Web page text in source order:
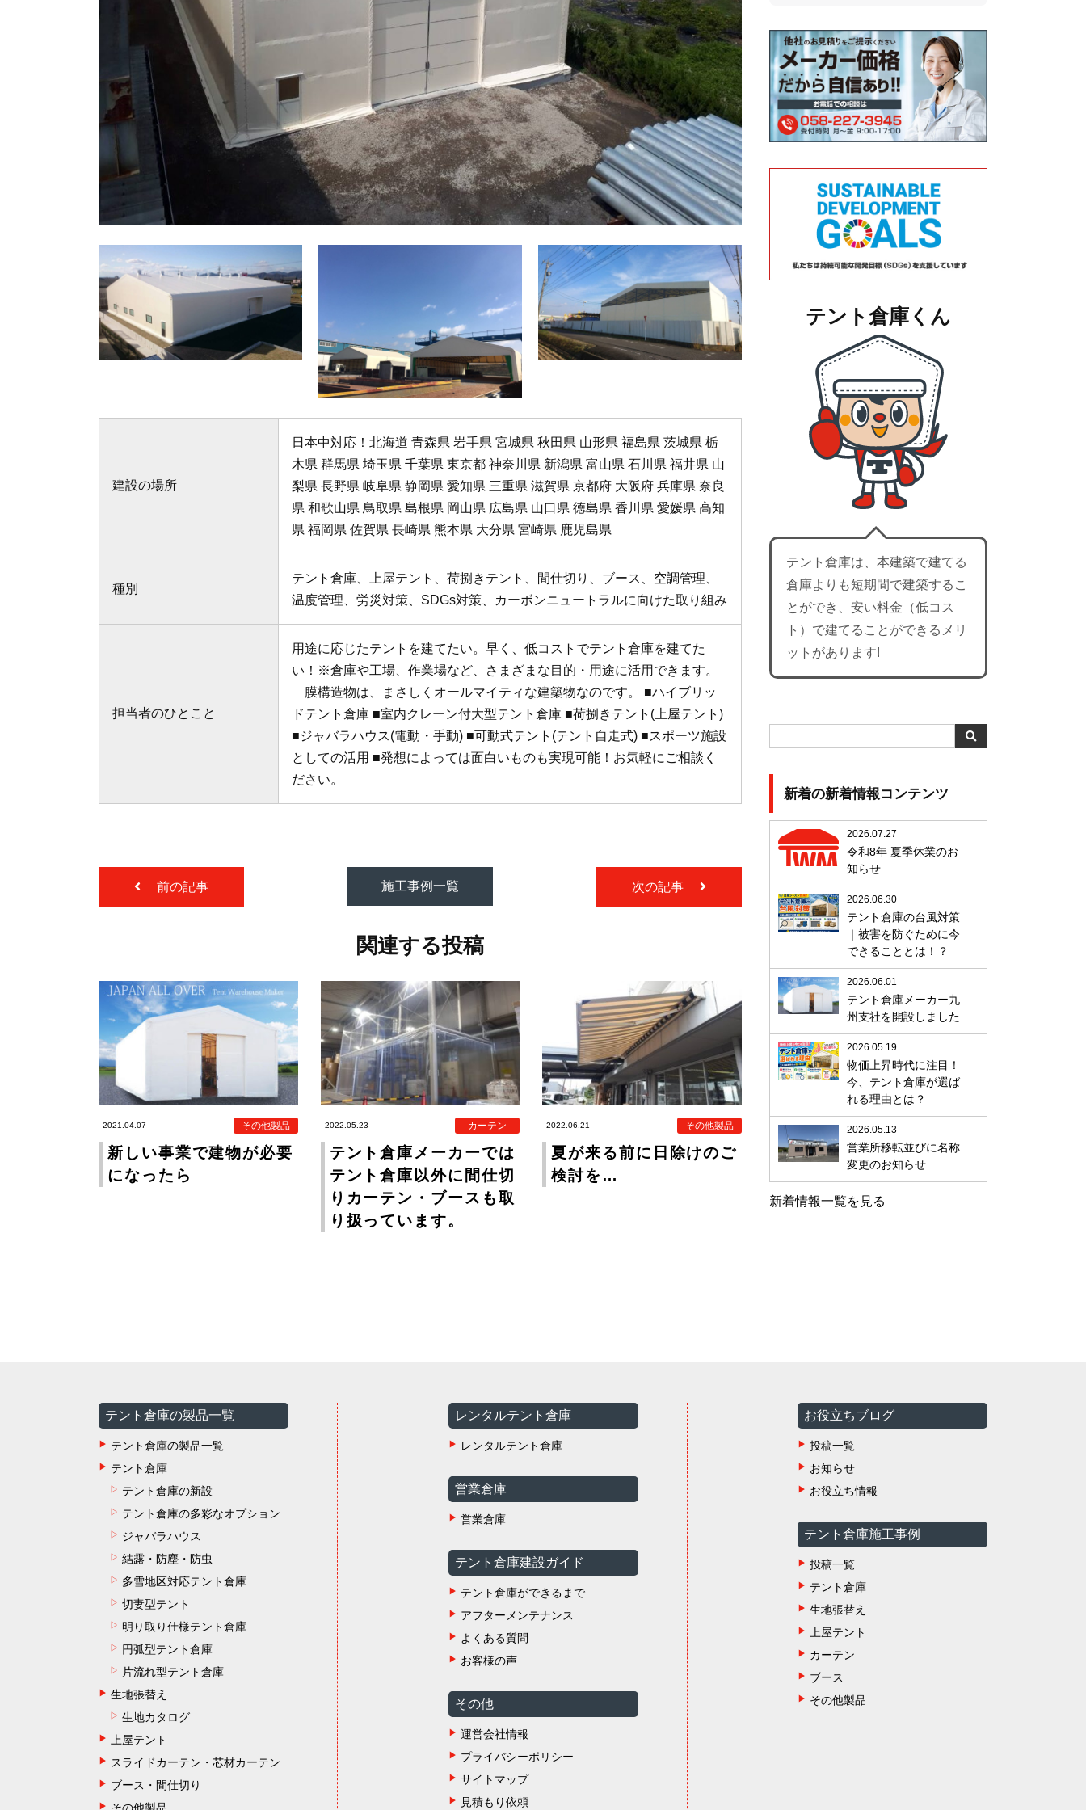
建設の場所
日本中対応！北海道 青森県 岩手県 宮城県 秋田県 山形県 福島県 茨城県 栃
木県 群馬県 埼玉県 千葉県 東京都 神奈川県 新潟県 富山県 石川県 福井県 山
梨県 長野県 岐阜県 静岡県 愛知県 三重県 滋賀県 京都府 大阪府 兵庫県 奈良
県 和歌山県 鳥取県 島根県 岡山県 広島県 山口県 徳島県 香川県 愛媛県 高知
県 福岡県 佐賀県 長崎県 熊本県 大分県 宮崎県 鹿児島県
種別
テント倉庫、上屋テント、荷捌きテント、間仕切り、ブース、空調管理、
温度管理、労災対策、SDGs対策、カーボンニュートラルに向けた取り組み
担当者のひとこと
用途に応じたテントを建てたい。早く、低コストでテント倉庫を建てた
い！※倉庫や工場、作業場など、さまざまな目的・用途に活用できます。
膜構造物は、まさしくオールマイティな建築物なのです。 ■ハイブリッ
ドテント倉庫 ■室内クレーン付大型テント倉庫 ■荷捌きテント(上屋テント)
■ジャバラハウス(電動・手動) ■可動式テント(テント自走式) ■スポーツ施設
としての活用 ■発想によっては面白いものも実現可能！お気軽にご相談く
ださい。
前の記事 次の記事
施工事例一覧
関連する投稿
2021.04.07 その他製品
新しい事業で建物が必要
になったら
2022.05.23 カーテン
テント倉庫メーカーでは
テント倉庫以外に間仕切
りカーテン・ブースも取
り扱っています。
2022.06.21 その他製品
夏が来る前に日除けのご
検討を…
テント倉庫くん
テント倉庫は、本建築で建てる
倉庫よりも短期間で建築するこ
とができ、安い料金（低コス
ト）で建てることができるメリ
ットがあります!
新着の新着情報コンテンツ
2026.07.27
令和8年 夏季休業のお
知らせ
2026.06.30
テント倉庫の台風対策
｜被害を防ぐために今
できることとは！？
2026.06.01
テント倉庫メーカー九
州支社を開設しました
2026.05.19
物価上昇時代に注目！
今、テント倉庫が選ば
れる理由とは？
2026.05.13
営業所移転並びに名称
変更のお知らせ
新着情報一覧を見る
テント倉庫の製品一覧
テント倉庫の製品一覧
テント倉庫
テント倉庫の新設
テント倉庫の多彩なオプション
ジャバラハウス
結露・防塵・防虫
多雪地区対応テント倉庫
切妻型テント
明り取り仕様テント倉庫
円弧型テント倉庫
片流れ型テント倉庫
生地張替え
生地カタログ
上屋テント
スライドカーテン・芯材カーテン
ブース・間仕切り
その他製品
レンタルテント倉庫
レンタルテント倉庫
営業倉庫
営業倉庫
テント倉庫建設ガイド
テント倉庫ができるまで
アフターメンテナンス
よくある質問
お客様の声
その他
運営会社情報
プライバシーポリシー
サイトマップ
見積もり依頼
お役立ちブログ
投稿一覧
お知らせ
お役立ち情報
テント倉庫施工事例
投稿一覧
テント倉庫
生地張替え
上屋テント
カーテン
ブース
その他製品